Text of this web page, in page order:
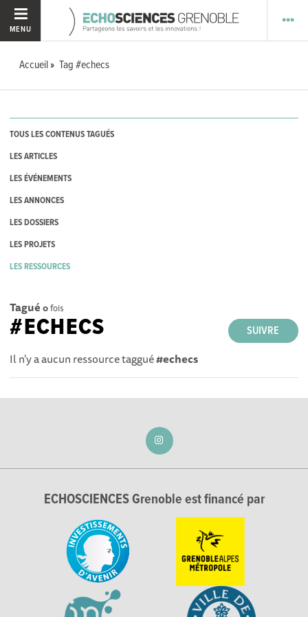
MENU
Accueil Tag #echecs
TOUS LES CONTENUS TAGUÉS
LES ARTICLES
LES ÉVÉNEMENTS
LES ANNONCES
LES DOSSIERS
LES PROJETS
LES RESSOURCES
Tagué 0fois
SUIVRE
#ECHECS
Il n'y a aucun ressource taggué#echecs
ECHOSCIENCES Grenoble est financé par